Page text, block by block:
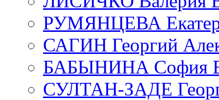
РУМЯНЦЕВА
САГИН Георгий
БАБЫНИНА София
СУЛТАН-ЗАДЕ